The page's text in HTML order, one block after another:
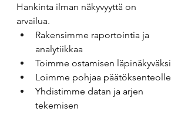
Hankinta ilman näkyvyyttä on
arvailua.
Rakensimme raportointia ja
analytiikkaa
Toimme ostamisen läpinäkyväksi
Loimme pohjaa päätöksenteolle
Yhdistimme datan ja arjen
tekemisen